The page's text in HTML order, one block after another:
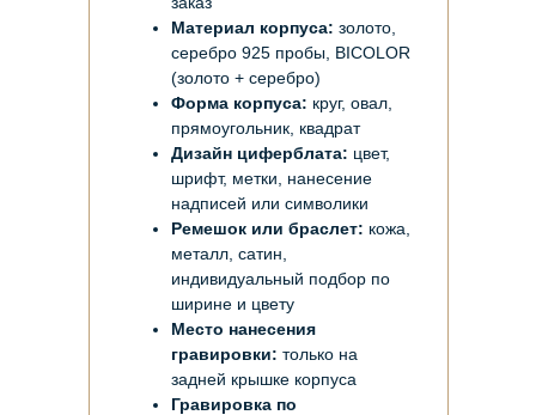
Материал корпуса: золото,
серебро 925 пробы, BICOLOR
(золото + серебро)
Форма корпуса: круг, овал,
прямоугольник, квадрат
Дизайн циферблата: цвет,
шрифт, метки, нанесение
надписей или символики
Ремешок или браслет: кожа,
металл, сатин,
индивидуальный подбор по
ширине и цвету
Место нанесения
гравировки: только на
задней крышке корпуса
Гравировка по